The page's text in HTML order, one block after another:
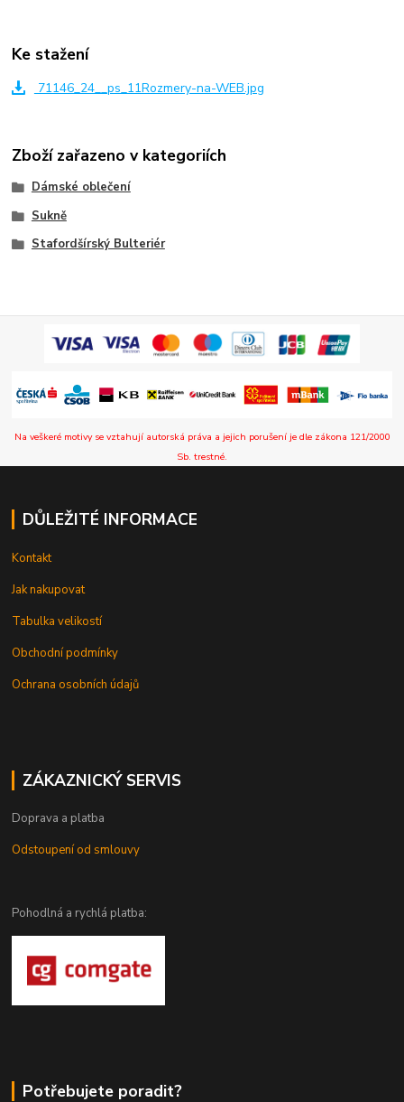
Ke stažení
71146_24__ps_11Rozmery-na-WEB.jpg
Zboží zařazeno v kategoriích
Dámské oblečení
Sukně
Stafordšírský Bulteriér
Na veškeré motivy se vztahují autorská práva a jejich porušení je dle zákona 121/2000
Sb. trestné.
DŮLEŽITÉ INFORMACE
Kontakt
Jak nakupovat
Tabulka velikostí
Obchodní podmínky
Ochrana osobních údajů
ZÁKAZNICKÝ SERVIS
Doprava a platba
Odstoupení od smlouvy
Pohodlná a rychlá platba:
Potřebujete poradit?